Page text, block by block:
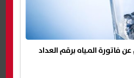
فاتورة المياه برقم العداد